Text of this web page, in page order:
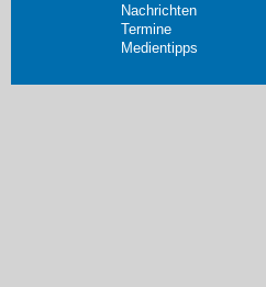
Nachrichten
Termine
Medientipps